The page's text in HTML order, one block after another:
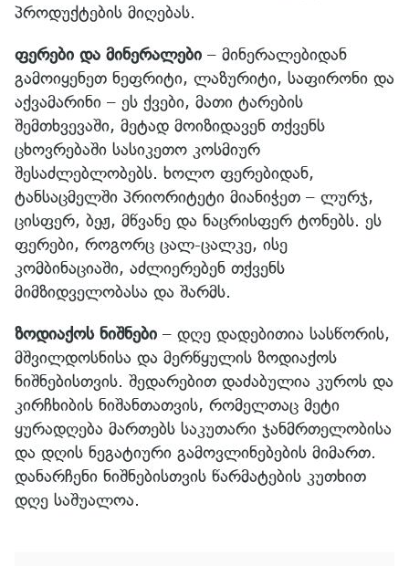
პროდუქტების მიღებას.
ფერები და მინერალები – მინერალებიდან
გამოიყენეთ ნეფრიტი, ლაზურიტი, საფირონი და
აქვამარინი – ეს ქვები, მათი ტარების
შემთხვევაში, მეტად მოიზიდავენ თქვენს
ცხოვრებაში სასიკეთო კოსმიურ
შესაძლებლობებს. ხოლო ფერებიდან,
ტანსაცმელში პრიორიტეტი მიანიჭეთ – ლურჯ,
ცისფერ, ბეჟ, მწვანე და ნაცრისფერ ტონებს. ეს
ფერები, როგორც ცალ-ცალკე, ისე
კომბინაციაში, აძლიერებენ თქვენს
მიმზიდველობასა და შარმს.
ზოდიაქოს ნიშნები – დღე დადებითია სასწორის,
მშვილდოსნისა და მერწყულის ზოდიაქოს
ნიშნებისთვის. შედარებით დაძაბულია კუროს და
კირჩხიბის ნიშანთათვის, რომელთაც მეტი
ყურადღება მართებს საკუთარი ჯანმრთელობისა
და დღის ნეგატიური გამოვლინებების მიმართ.
დანარჩენი ნიშნებისთვის წარმატების კუთხით
დღე საშუალოა.